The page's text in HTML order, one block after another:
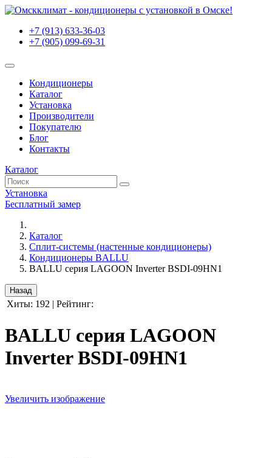
+7 (913) 633-36-03
+7 (905) 099-69-31
Кондиционеры
Каталог
Установка
Производители
Покупателю
Блог
Контакты
Каталог
Установка
Бесплатный замер
Каталог
Сплит-системы (настенные кондиционеры)
Кондиционеры BALLU
BALLU серия LAGOON Inverter BSDI-09HN1
Хиты: 192 | Рейтинг:
BALLU серия LAGOON
Inverter BSDI-09HN1
Увеличить изображение